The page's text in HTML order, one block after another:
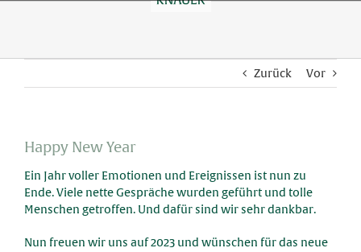
Zurück Vor
Happy New Year
Ein Jahr voller Emotionen und Ereignissen ist nun zu
Ende. Viele nette Gespräche wurden geführt und tolle
Menschen getroffen. Und dafür sind wir sehr dankbar.
Nun freuen wir uns auf 2023 und wünschen für das neue